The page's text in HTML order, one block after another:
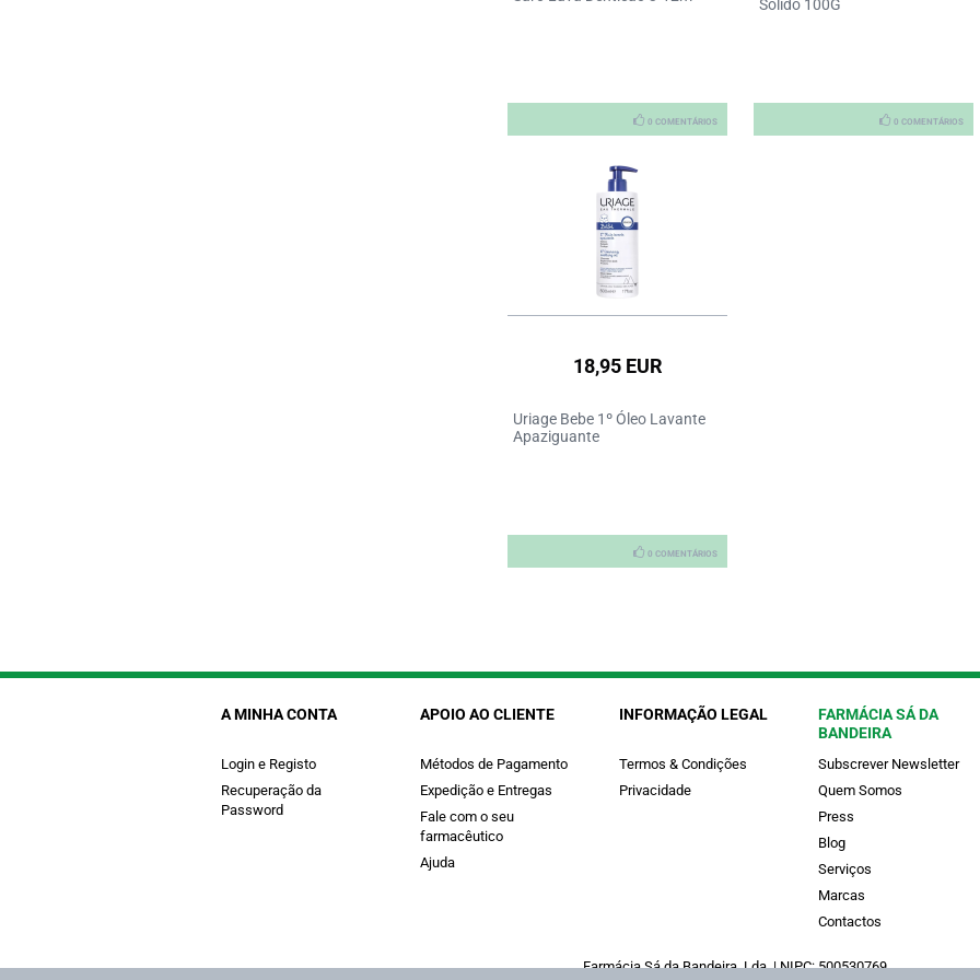
0 COMENTÁRIOS
Solido 100G
0 COMENTÁRIOS
18,95 EUR
Uriage Bebe 1º Óleo Lavante
Apaziguante
0 COMENTÁRIOS
A MINHA CONTA
Login e Registo
Recuperação da
Password
APOIO AO CLIENTE
Métodos de Pagamento
Expedição e Entregas
Fale com o seu
farmacêutico
Ajuda
INFORMAÇÃO LEGAL
Termos & Condições
Privacidade
FARMÁCIA SÁ DA
BANDEIRA
Subscrever Newsletter
Quem Somos
Press
Blog
Serviços
Marcas
Contactos
Farmácia Sá da Bandeira, Lda. | NIPC: 500530769